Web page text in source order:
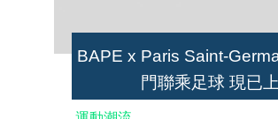
BAPE x Paris Saint-
門聯乘足球 現已